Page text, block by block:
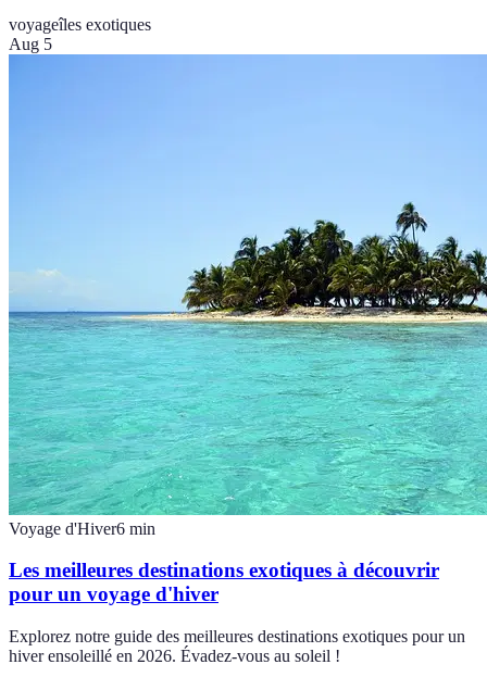
voyageîles exotiques
Aug 5
Voyage d'Hiver6 min
Les meilleures destinations exotiques à découvrir
pour un voyage d'hiver
Explorez notre guide des meilleures destinations exotiques pour un
hiver ensoleillé en 2026. Évadez-vous au soleil !